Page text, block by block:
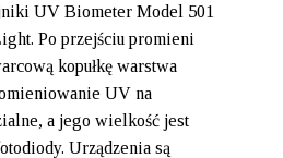
UV Biometer Model 501
Po przejściu promieni
kopułkę warstwa
UV na
a jego wielkość jest
Urządzenia są